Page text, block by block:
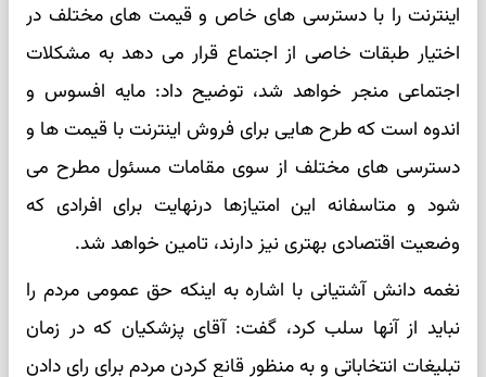
اینترنت را با دسترسی های خاص و قیمت های مختلف در
اختیار طبقات خاصی از اجتماع قرار می دهد به مشکلات
اجتماعی منجر خواهد شد، توضیح داد: مایه افسوس و
اندوه است که طرح هایی برای فروش اینترنت با قیمت ها و
دسترسی های مختلف از سوی مقامات مسئول مطرح می
شود و متاسفانه این امتیازها درنهایت برای افرادی که
وضعیت اقتصادی بهتری نیز دارند، تامین خواهد شد.
نغمه دانش آشتیانی با اشاره به اینکه حق عمومی مردم را
نباید از آنها سلب کرد، گفت: آقای پزشکیان که در زمان
تبلیغات انتخاباتی و به منظور قانع کردن مردم برای رای دادن